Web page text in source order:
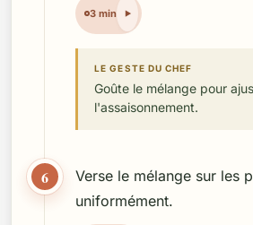
3 min
LE GESTE DU CHEF
Goûte le mélange pour
l'assaisonnement.
6
Verse le mélange sur les
uniformément.